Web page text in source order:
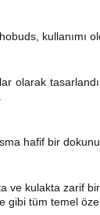
kullanımı
olarak
hafif bir
ve kulakta zarif
gibi tüm temel